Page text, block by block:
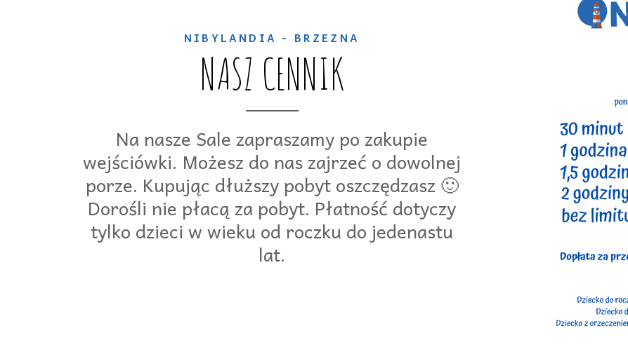
NIBYLANDIA - BRZEZNA
NASZ CENNIK
Na nasze Sale zapraszamy po zakupie
wejściówki. Możesz do nas zajrzeć o dowolnej
porze. Kupując dłuższy pobyt oszczędzasz 🙂
Dorośli nie płacą za pobyt. Płatność dotyczy
tylko dzieci w wieku od roczku do jedenastu
lat.